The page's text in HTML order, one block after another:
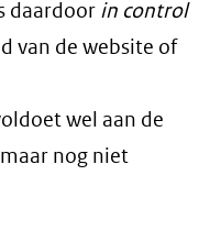
daardoor in control
van de website of
wel aan de
nog niet